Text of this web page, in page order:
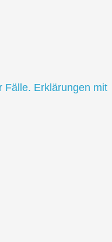
Fälle. Erklärungen mit